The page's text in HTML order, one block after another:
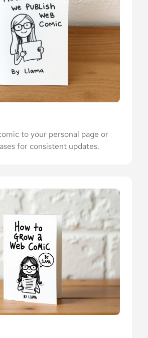
to your personal page or
for consistent updates.